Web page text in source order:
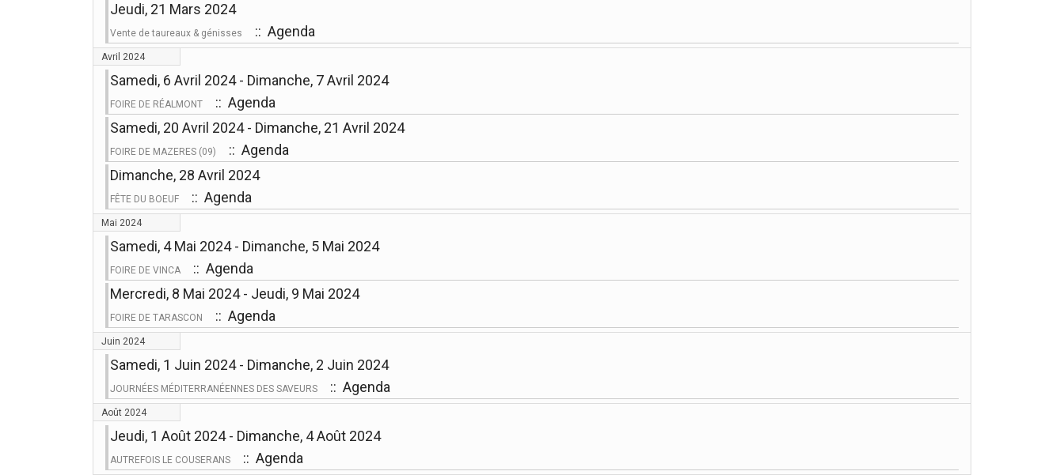
Jeudi, 21 Mars 2024
Vente de taureaux & génisses :: Agenda
Avril 2024
Samedi, 6 Avril 2024 - Dimanche, 7 Avril 2024
FOIRE DE RÉALMONT
:: Agenda
Samedi, 20 Avril 2024 - Dimanche, 21 Avril 2024
FOIRE DE MAZERES (09)
:: Agenda
Dimanche, 28 Avril 2024
FÊTE DU BOEUF :: Agenda
Mai 2024
Samedi, 4 Mai 2024 - Dimanche, 5 Mai 2024
FOIRE DE VINCA
:: Agenda
Mercredi, 8 Mai 2024 - Jeudi, 9 Mai 2024
FOIRE DE TARASCON :: Agenda
Juin 2024
Samedi, 1 Juin 2024 - Dimanche, 2 Juin 2024
JOURNÉES MÉDITERRANÉENNES DES SAVEURS :: Agenda
Août 2024
Jeudi, 1 Août 2024 - Dimanche, 4 Août 2024
AUTREFOIS LE COUSERANS :: Agenda